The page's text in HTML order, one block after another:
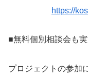
https://
■無料個別相談会も
プロジェクトの参加